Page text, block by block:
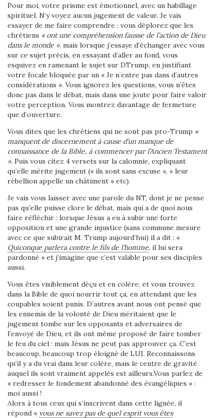
Pour moi, votre prisme est émotionnel, avec un habillage
spirituel. N’y voyez aucun jugement de valeur. Je vais
essayer de me faire comprendre : vous déplorez que les
chrétiens « ont une compréhension fausse de l’action de Dieu
dans le monde », mais lorsque j’essaye d’échanger avec vous
sur ce sujet précis, en essayant d’aller au fond, vous
esquivez en ramenant le sujet sur DTrump, en justifiant
votre focale bloquée par un « Je n’entre pas dans d’autres
considérations ». Vous ignorez les questions, vous n’êtes
donc pas dans le débat, mais dans une joute pour faire valoir
votre perception. Vous montrez davantage de fermeture
que d’ouverture.
Vous dites que les chrétiens qui ne sont pas pro-Trump «
manquent de discernement à cause d’un manque de
connaissance de la Bible, à commencer par l’Ancien Testament
». Puis vous citez 4 versets sur la calomnie, expliquant
qu’elle mérite jugement (« ils sont sans excuse », « leur
rébellion appelle un châtiment » etc).
Je vais vous laisser avec une parole du NT, dont je ne pense
pas qu’elle puisse clore le débat, mais qui a de quoi nous
faire réfléchir : lorsque Jésus a eu à subir une forte
opposition et une grande injustice (sans commune mesure
avec ce que subirait M. Trump aujourd’hui) il a dit : «
Quiconque parlera contre le fils de l’homme, il lui sera
pardonné » et j’imagine que c’est valable pour ses disciples
aussi.
Vous êtes visiblement déçu et en colère, et vous trouvez
dans la Bible de quoi nourrir tout ça, en attendant que les
coupables soient punis. D’autres avant nous ont pensé que
les ennemis de la volonté de Dieu méritaient que le
jugement tombe sur les opposants et adversaires de
l’envoyé de Dieu, et ils ont même proposé de faire tomber
le feu du ciel : mais Jésus ne peut pas approuver ça. C’est
beaucoup, beaucoup trop éloigné de LUI. Reconnaissons
qu’il y a du vrai dans leur colère, mais le centre de gravité
auquel ils sont vraiment appelés est ailleurs.Vous parlez de
« redresser le fondement abandonné des évangéliques » :
moi aussi !
Alors à tous ceux qui s’inscrivent dans cette lignée, il
répond « vous ne savez pas de quel esprit vous êtes